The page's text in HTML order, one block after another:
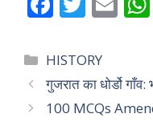
e
b
o
itt
er l
Categories
HISTORY
गुजरात का धोर्डो
100 MCQs